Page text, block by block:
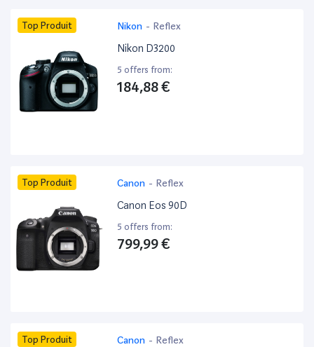
Top Produit Nikon - Reflex
Nikon D3200
5 offers from:
184,88 €
Top Produit Canon - Reflex
Canon Eos 90D
5 offers from:
799,99 €
Top Produit Canon - Reflex